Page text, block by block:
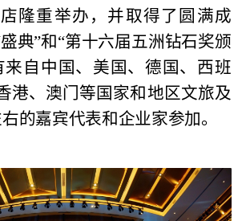
隆重举办，并取得了圆满成
典”和“第十六届五洲钻石奖颁
来自中国、美国、德国、西班
港、澳门等国家和地区文旅及
的嘉宾代表和企业家参加。